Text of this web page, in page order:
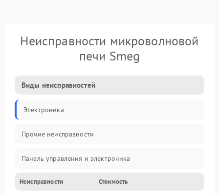
Неисправности микроволновой
печи Smeg
Виды неисправностей
Электроника
Прочие неисправности
Панель управления и электроника
Дверца и корпус
Неисправности Стоимость